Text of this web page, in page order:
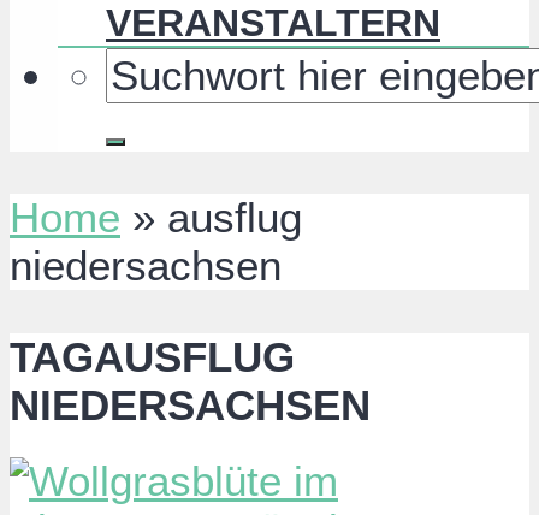
VERANSTALTERN
Home » ausflug
niedersachsen
TAGAUSFLUG
NIEDERSACHSEN